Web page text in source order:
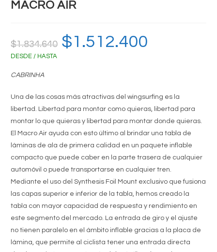
MACRO AIR
$1.834.640
El
precio
original
$1.512.400
DESDE / HASTA
CABRINHA
Una de las cosas más atractivas del wingsurfing es la
libertad. Libertad para montar como quieras, libertad para
montar lo que quieras y libertad para montar donde quieras.
El Macro Air ayuda con esto último al brindar una tabla de
láminas de ala de primera calidad en un paquete inflable
compacto que puede caber en la parte trasera de cualquier
automóvil o puede transportarse en cualquier tren.
Mediante el uso del Synthesis Foil Mount exclusivo que fusiona
las capas superior e inferior de la tabla, hemos creado la
tabla con mayor capacidad de respuesta y rendimiento en
este segmento del mercado. La entrada de giro y el ajuste
no tienen paralelo en el ámbito inflable gracias a la placa de
lámina, que permite al ciclista tener una entrada directa